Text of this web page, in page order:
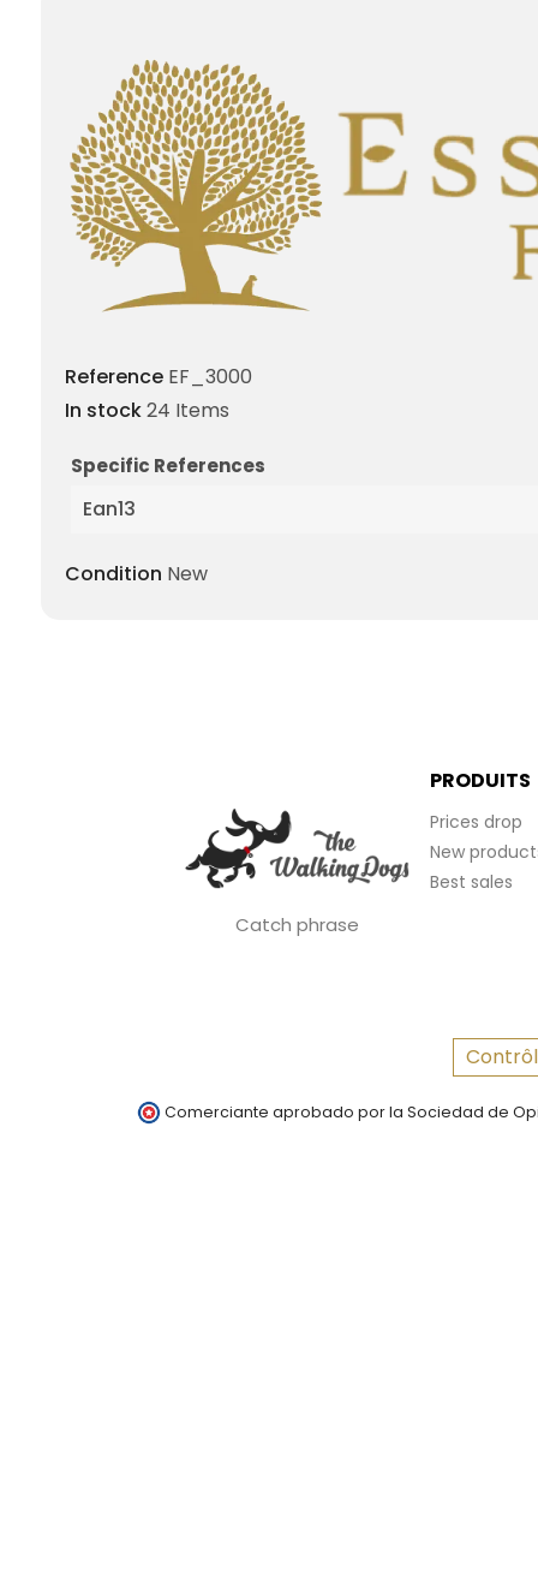
Reference EF_3000
In stock24 Items
Specific References
Ean13
Condition New
Catch phrase
PRODUITS
Prices drop
New
Best sales
Comerciante aprobado por la Sociedad de